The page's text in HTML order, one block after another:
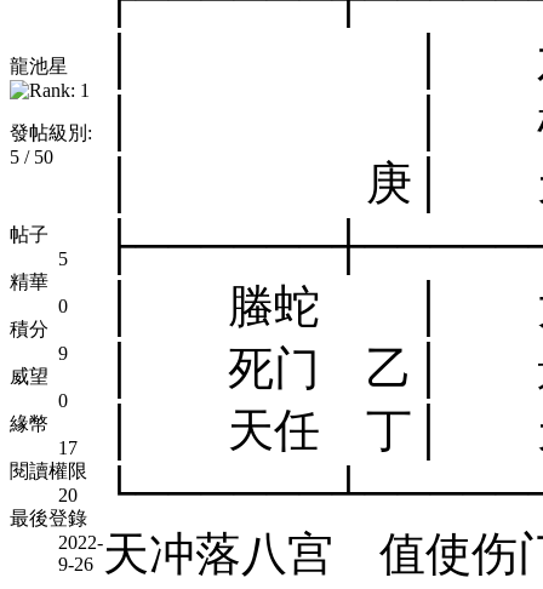
龍池星
發帖級別:
5 / 50
帖子
5
精華
0
積分
9
威望
0
緣幣
17
閱讀權限
20
最後登錄
2022-
9-26
│ │ 六合
│ │ 杜门
│ 庚│ 天
│ 螣蛇 │
│ 死门 乙│
│ 天任 丁│
天冲落八宫 值使伤